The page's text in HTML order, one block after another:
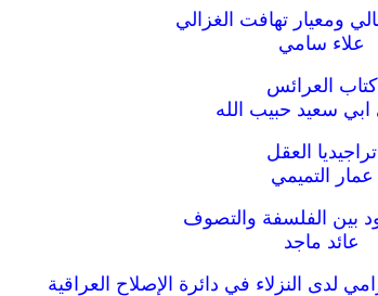
ومعيار تهافت الغزالي
علاء سامي
كتاب العرائس
ابي سعيد حبيب الله
تراجيديا العقل
عمار التميمي
بين الفلسفة والتصوف
عائد ماجد
لدى النزلاء في دائرة الإصلاح العراقية